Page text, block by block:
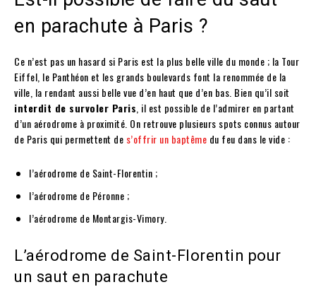
en parachute à Paris ?
Ce n’est pas un hasard si Paris est la plus belle ville du monde ; la Tour
Eiffel, le Panthéon et les grands boulevards font la renommée de la
ville, la rendant aussi belle vue d’en haut que d’en bas. Bien qu’il soit
interdit de survoler Paris , il est possible de l’admirer en partant
d’un aérodrome à proximité. On retrouve plusieurs spots connus autour
de Paris qui permettent de s’offrir un baptême du feu dans le vide :
l’aérodrome de Saint-Florentin ;
l’aérodrome de Péronne ;
l’aérodrome de Montargis-Vimory.
L’aérodrome de Saint-Florentin pour
un saut en parachute